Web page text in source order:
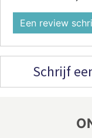
Een review
Schrijf